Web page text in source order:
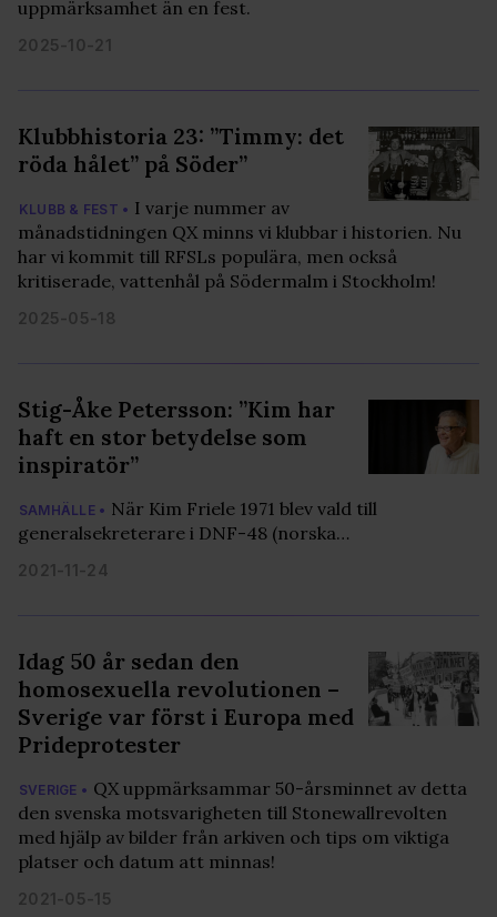
uppmärksamhet än en fest.
2025-10-21
Klubbhistoria 23: ”Timmy: det
röda hålet” på Söder”
KLUBB & FEST • I varje nummer av
månadstidningen QX minns vi klubbar i historien. Nu
har vi kommit till RFSLs populära, men också
kritiserade, vattenhål på Södermalm i Stockholm!
2025-05-18
Stig-Åke Petersson: ”Kim har
haft en stor betydelse som
inspiratör”
SAMHÄLLE • När Kim Friele 1971 blev vald till
generalsekreterare i DNF-48 (norska…
2021-11-24
Idag 50 år sedan den
homosexuella revolutionen –
Sverige var först i Europa med
Prideprotester
SVERIGE • QX uppmärksammar 50-årsminnet av detta
den svenska motsvarigheten till Stonewallrevolten
med hjälp av bilder från arkiven och tips om viktiga
platser och datum att minnas!
2021-05-15